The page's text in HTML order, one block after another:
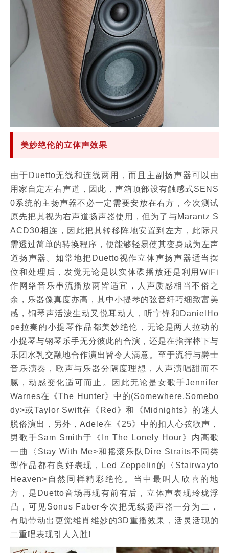
美妙绝伦的立体声效果
由于Duetto无线和连线两用，而且主副扬声器可以由
用家自定左右声道，因此，声箱顶部设有触感式SENS
0系统的主扬声器不必一定需要安放在右方，今次测试
原先把其视为右声道扬声器使用，但为了与Marantz S
ACD30相连，因此把其转移阵地安置到左方，此际只
需透过简单的转换程序，便能够轻易使其变身成为左声
道扬声器。如常地把Duetto视作立体声扬声器适当摆
位和处理后，发觉无论是以实体碟播放还是利用WiFi
作网络音乐串流播放两皆适宜，人声质感相当不俗之
余，乐器像真度亦高，其中小提琴的弦音纤巧细致富美
感，铜琴声活泼生动又悦耳动人，听宁锋和DanielHo
pe拉奏的小提琴作品都美妙绝伦，无论是两人拉动的
小提琴与钢琴乐手无分彼此的合演，还是在指挥棒下与
乐团水乳交融地合作演出皆令人满意。至于流行与爵士
音乐演奏，歌声与乐器分隔度理想，人声演唱甜而不
腻，动感变化适可而止。因此无论是女歌手Jennifer
Warnes在《The Hunter》中的(Somewhere,Somebo
dy>或Taylor Swift在《Red》和《Midnights》的迷人
脱俗演出，另外，Adele在《25》中的扣人心弦歌声，
男歌手Sam Smith于《In The Lonely Hour》内高歌
一曲〈Stay With Me>和摇滚乐队Dire Straits不同类
型作品都有良好表现，Led Zeppelin的〈Stairwayto
Heaven>自然同样精彩绝伦。当中最叫人欣喜的地
方，是Duetto音场再现有前有后，立体声表现玲珑浮
凸，可见Sonus Faber今次把无线扬声器一分为二，
有助带动出更觉维肖维妙的3D重播效果，活灵活现的
二重唱表现引人入胜!